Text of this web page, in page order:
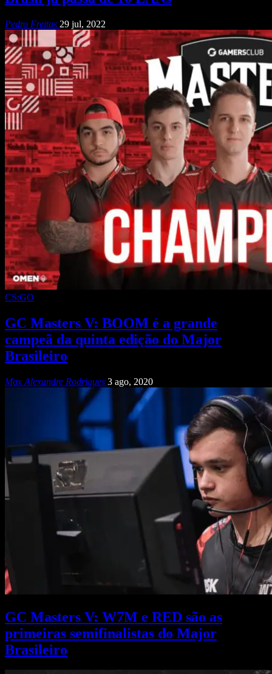
Pedro Freitas 29 jul, 2022
CS:GO
GC Masters V: BOOM é a grande
campeã da quinta edição do Major
Brasileiro
Max Alexandre Rodrigues 3 ago, 2020
GC Masters V: W7M e RED são as
primeiras semifinalistas do Major
Brasileiro